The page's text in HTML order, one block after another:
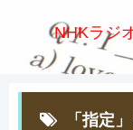
NHKラジ
「指定